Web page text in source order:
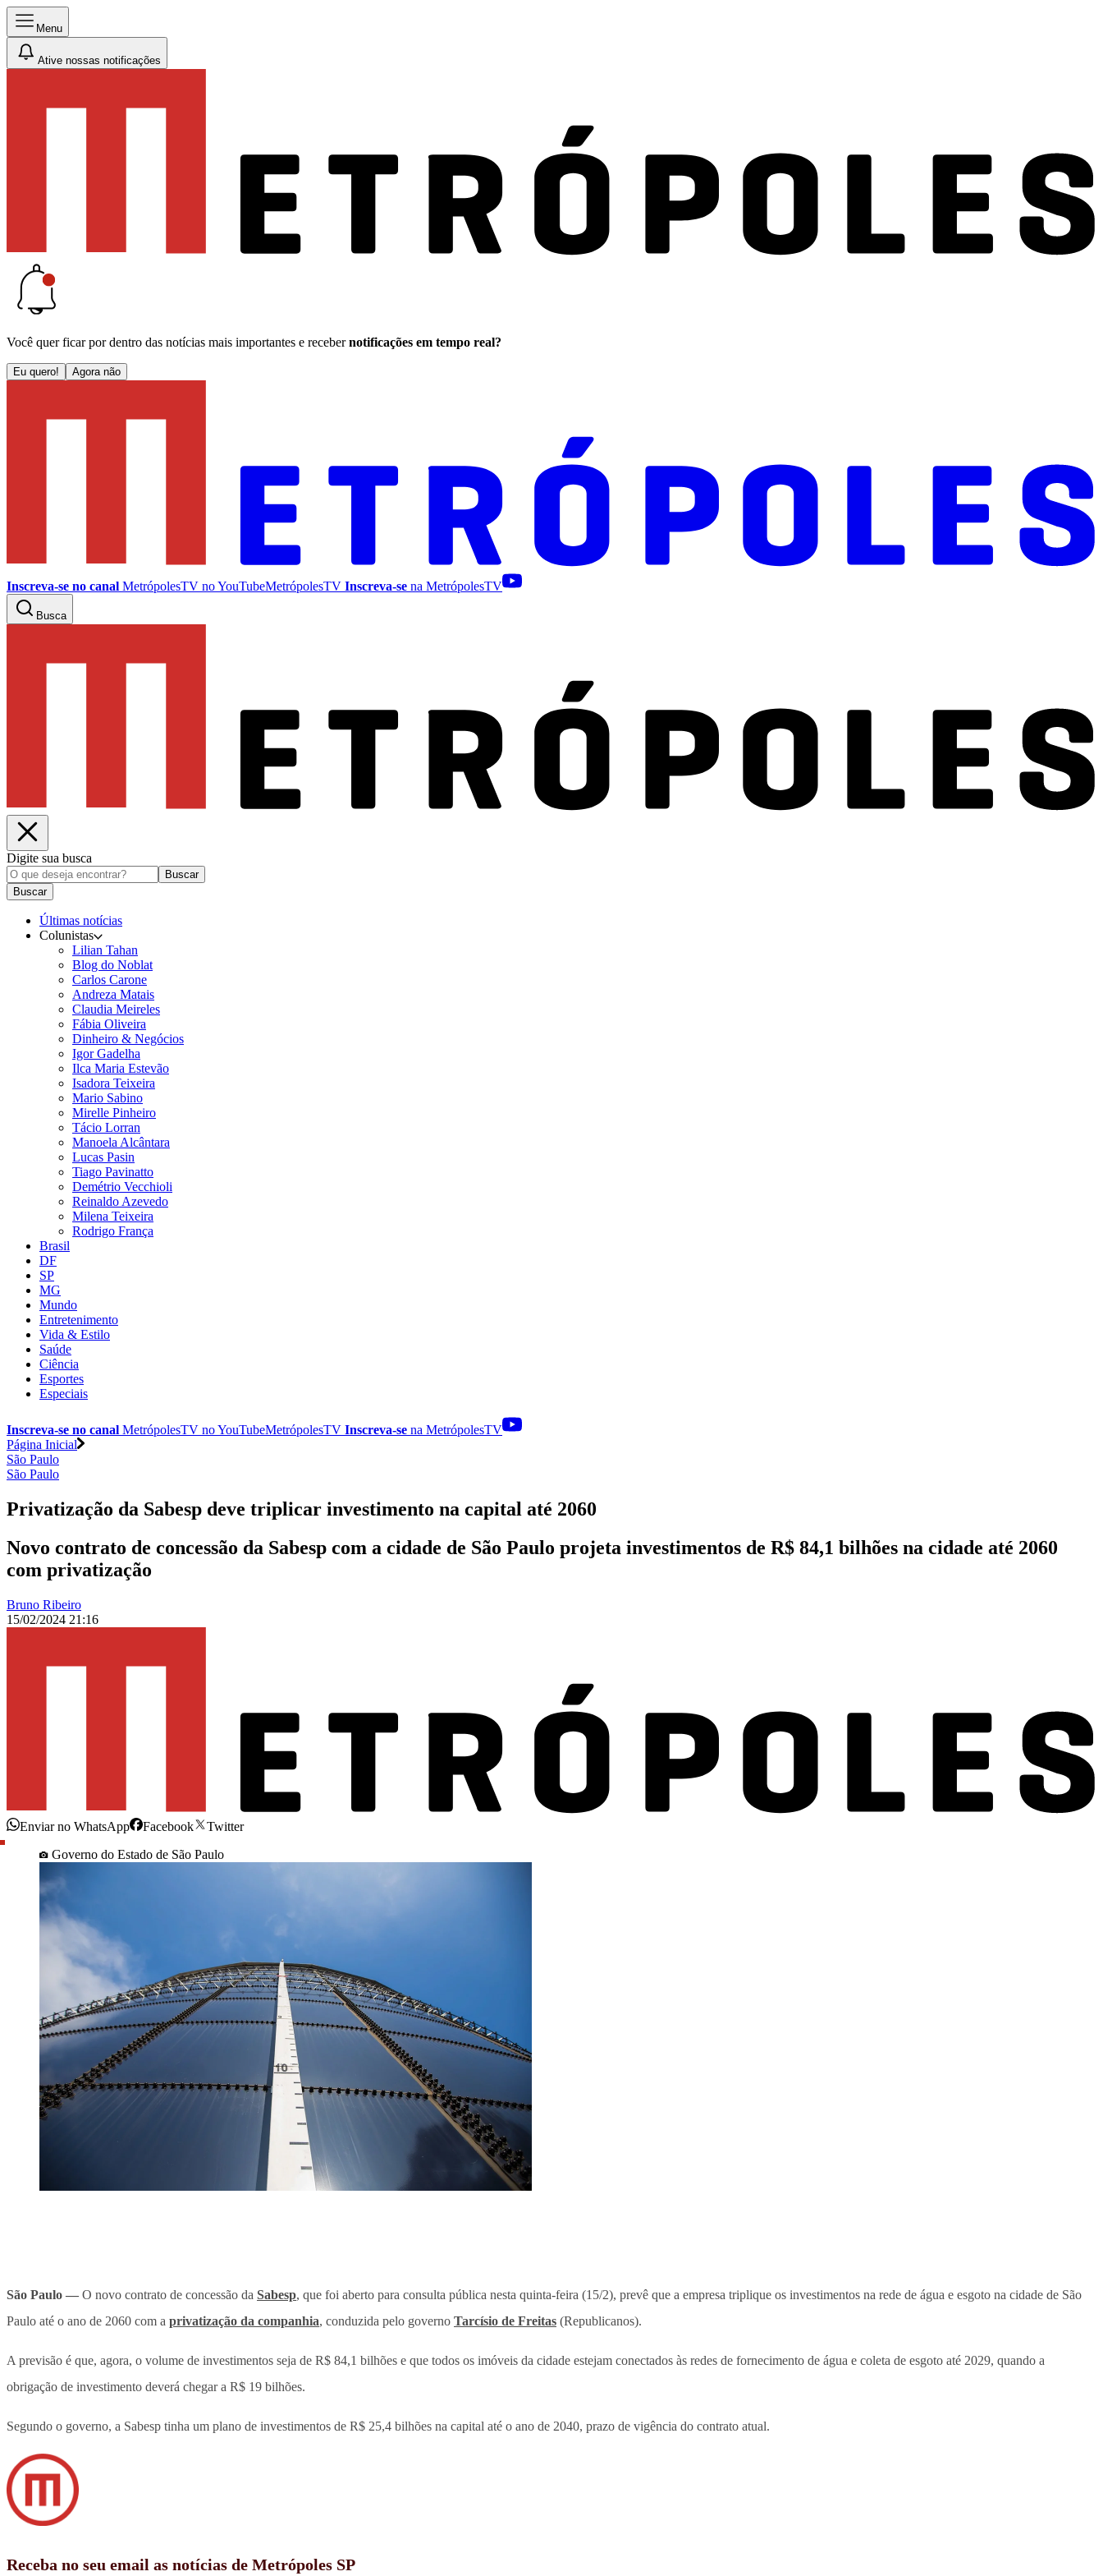
Menu
Ative nossas notificações
Você quer ficar por dentro das notícias mais importantes e receber notificações em tempo real?
Eu quero! Agora não
Inscreva-se no canal MetrópolesTV noYouTubeMetrópolesTV Inscreva-se na MetrópolesTV
Busca
Digite sua busca
Buscar
Buscar
Últimas notícias
Colunistas
Lilian Tahan
Blog do Noblat
Carlos Carone
Andreza Matais
Claudia Meireles
Fábia Oliveira
Dinheiro & Negócios
Igor Gadelha
Ilca Maria Estevão
Isadora Teixeira
Mario Sabino
Mirelle Pinheiro
Tácio Lorran
Manoela Alcântara
Lucas Pasin
Tiago Pavinatto
Demétrio Vecchioli
Reinaldo Azevedo
Milena Teixeira
Rodrigo França
Brasil
DF
SP
MG
Mundo
Entretenimento
Vida & Estilo
Saúde
Ciência
Esportes
Especiais
Inscreva-se no canal MetrópolesTV noYouTubeMetrópolesTV Inscreva-se na MetrópolesTV
Página Inicial
São Paulo
São Paulo
Privatização da Sabesp deve triplicar investimento na capital até 2060
Novo contrato de concessão da Sabesp com a cidade de São Paulo projeta investimentos de R$ 84,1 bilhões na cidade até 2060
com privatização
Bruno Ribeiro
15/02/2024 21:16
Enviar no WhatsApp Facebook
Twitter
Governo do Estado de São Paulo
São Paulo — O novo contrato de concessão da Sabesp, que foi aberto para consulta pública nesta quinta-feira (15/2), prevê que a empresa triplique os investimentos na rede de água e esgoto na cidade de São
Paulo até o ano de 2060 com a privatização da companhia, conduzida pelo governo Tarcísio de Freitas (Republicanos).
A previsão é que, agora, o volume de investimentos seja de R$ 84,1 bilhões e que todos os imóveis da cidade estejam conectados às redes de fornecimento de água e coleta de esgoto até 2029, quando a
obrigação de investimento deverá chegar a R$ 19 bilhões.
Segundo o governo, a Sabesp tinha um plano de investimentos de R$ 25,4 bilhões na capital até o ano de 2040, prazo de vigência do contrato atual.
Receba no seu email as notícias de Metrópoles SP